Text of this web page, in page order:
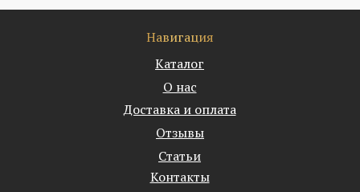
Навигация
Каталог
О нас
Доставка и оплата
Отзывы
Статьи
Контакты